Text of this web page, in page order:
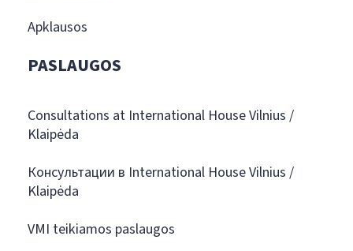
Apklausos
PASLAUGOS
Consultations at International House Vilnius /
Klaipėda
Консультации в International House Vilnius /
Klaipėda
VMI teikiamos paslaugos